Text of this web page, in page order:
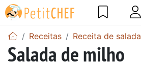
Receitas Receita de salada
Salada de milho